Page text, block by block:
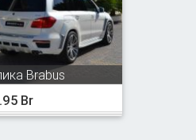
Brabus
Br